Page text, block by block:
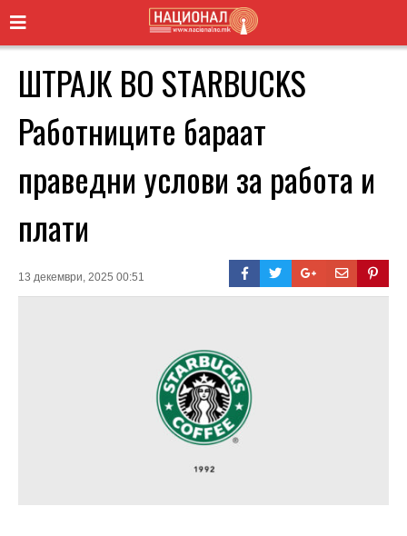
ШТРАЈК ВО STARBUCKS
Работниците бараат
праведни услови за работа и
плати
13 декември, 2025 00:51